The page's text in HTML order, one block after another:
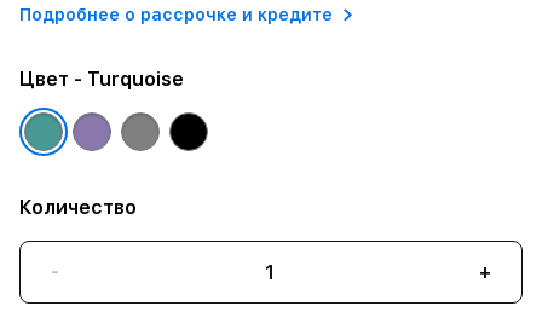
Подробнее о рассрочке и кредите
Цвет - Turquoise
Количество
- +